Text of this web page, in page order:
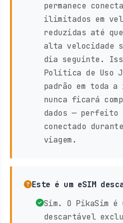
permanece
ilimitados em
reduzidas até
alta velocidade
dia seguinte.
Política de Uso
padrão em toda
nunca ficará
dados — perfeito
conectado
viagem.
Este é um eSIM
Sim. O PikaSim é
descartável